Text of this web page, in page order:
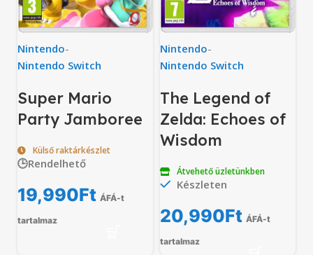
Nintendo-
Nintendo Switch
Super Mario
Party Jamboree
Külső raktárkészlet
🕒Rendelhető
19,990Ft ÁFÁ-t
tartalmaz
Nintendo-
Nintendo Switch
The Legend of
Zelda: Echoes of
Wisdom
Átvehető üzletünkben
Készleten
20,990Ft ÁFÁ-t
tartalmaz